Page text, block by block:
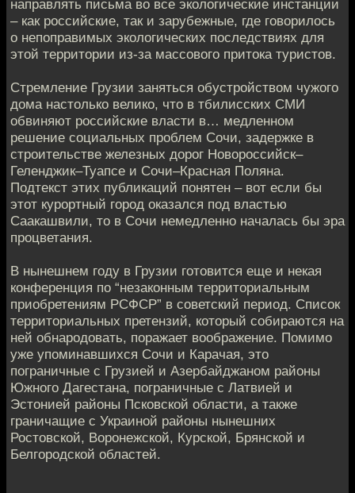
направлять письма во все экологические инстанции
– как российские, так и зарубежные, где говорилось
о непоправимых экологических последствиях для
этой территории из-за массового притока туристов.
Стремление Грузии заняться обустройством чужого
дома настолько велико, что в тбилисских СМИ
обвиняют российские власти в… медленном
решение социальных проблем Сочи, задержке в
строительстве железных дорог Новороссийск–
Геленджик–Туапсе и Сочи–Красная Поляна.
Подтекст этих публикаций понятен – вот если бы
этот курортный город оказался под властью
Саакашвили, то в Сочи немедленно началась бы эра
процветания.
В нынешнем году в Грузии готовится еще и некая
конференция по “незаконным территориальным
приобретениям РСФСР” в советский период. Список
территориальных претензий, который собираются на
ней обнародовать, поражает воображение. Помимо
уже упоминавшихся Сочи и Карачая, это
пограничные с Грузией и Азербайджаном районы
Южного Дагестана, пограничные с Латвией и
Эстонией районы Псковской области, а также
граничащие с Украиной районы нынешних
Ростовской, Воронежской, Курской, Брянской и
Белгородской областей.